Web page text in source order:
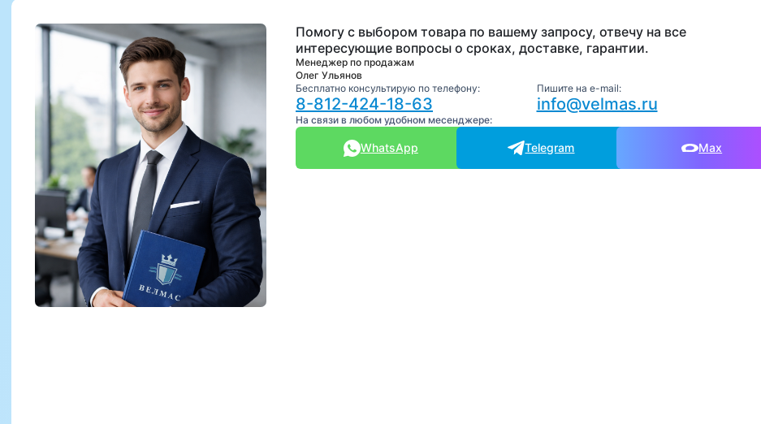
Помогу с выбором товара по вашему запросу, отвечу на все
интересующие вопросы о сроках, доставке, гарантии.
Менеджер по продажам
Олег Ульянов
Бесплатно консультирую по телефону:
8-812-424-18-63
Пишите на e-mail:
info@velmas.ru
На связи в любом удобном месенджере:
WhatsApp Telegram Max